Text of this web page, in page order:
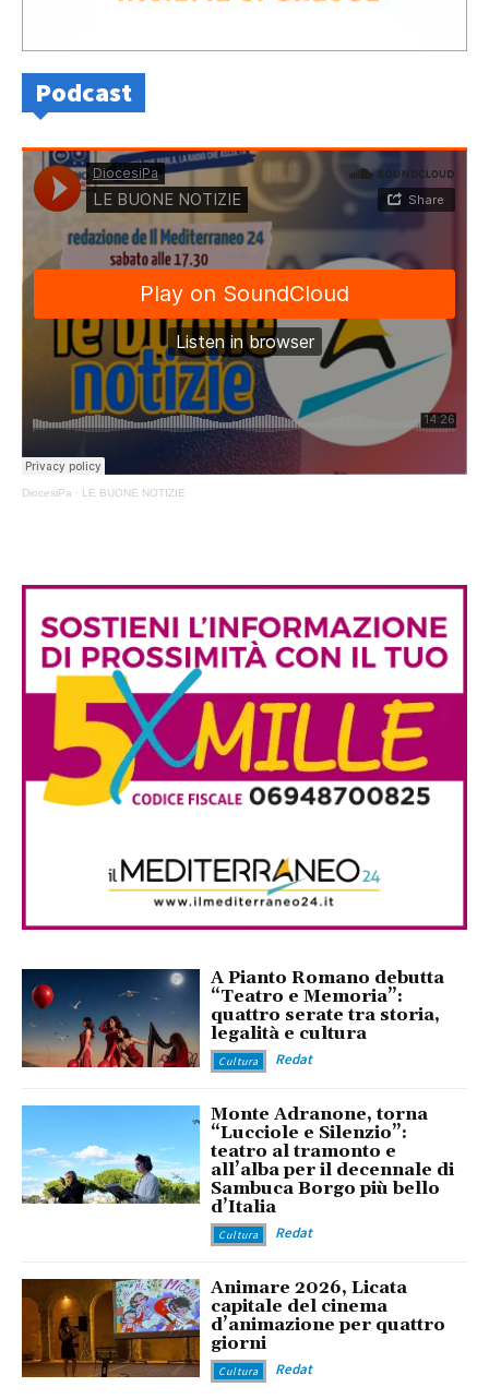
Podcast
DiocesiPa · LE BUONE NOTIZIE
A Pianto Romano debutta
“Teatro e Memoria”:
quattro serate tra storia,
legalità e cultura
Cultura Redat
Monte Adranone, torna
“Lucciole e Silenzio”:
teatro al tramonto e
all’alba per il decennale di
Sambuca Borgo più bello
d’Italia
Cultura Redat
Animare 2026, Licata
capitale del cinema
d’animazione per quattro
giorni
Cultura Redat